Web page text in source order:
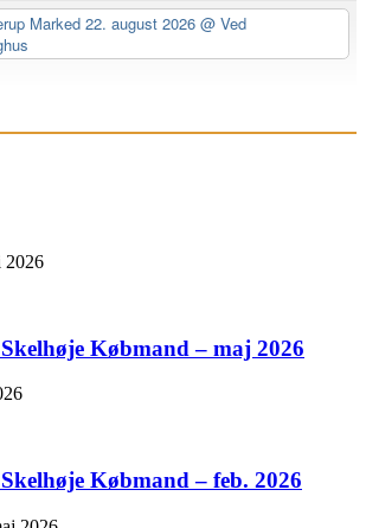
Marked 22. august 2026 @ Ved
2026
Købmand – maj 2026
Købmand – feb. 2026